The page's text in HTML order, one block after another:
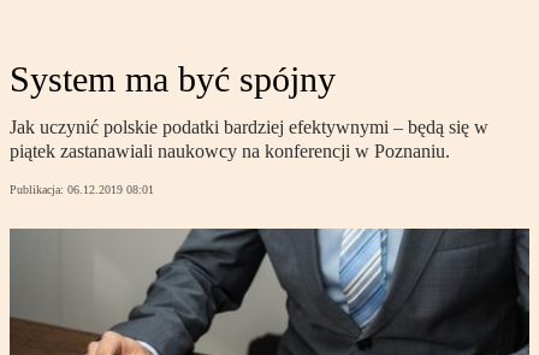
System ma być spójny
Jak uczynić polskie podatki bardziej efektywnymi – będą się w
piątek zastanawiali naukowcy na konferencji w Poznaniu.
Publikacja: 06.12.2019 08:01